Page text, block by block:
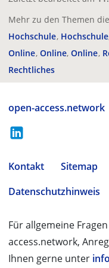
Mehr zu den Themen
Hochschule
Online Online Online
Rechtliches
open-access.network
Kontakt Sitemap
Datenschutzhinweis
Für allgemeine
access.network,
Ihnen gerne unter